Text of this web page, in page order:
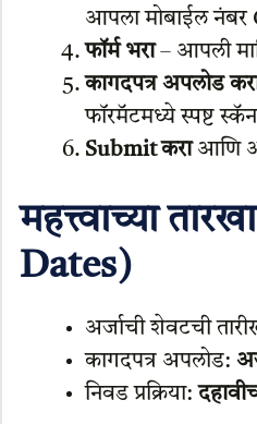
आपला मोबाईल नंबर
फॉर्म भरा– आपली
कागदपत्र अपलोड
फॉरमॅटमध्ये स्पष्ट
Submit कराआणि
महत्त्वाच्या
Dates)
अर्जाची शेवटची
कागदपत्र अपलोड:
निवड प्रक्रिया: